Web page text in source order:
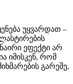
უყვარდათ –
ეფექტი არ
იმისკენ, რომ
გარეშე,